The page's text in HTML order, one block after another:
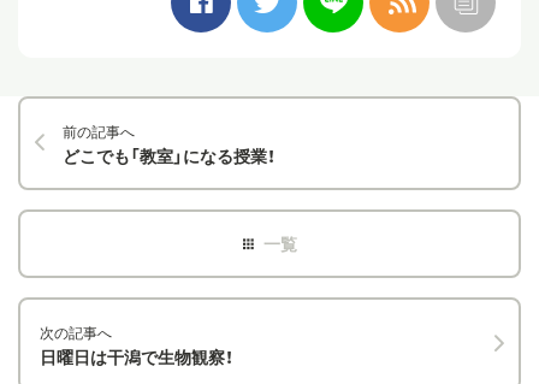
前の記事へ
どこでも「教室」になる授業！
次の記事へ
日曜日は干潟で生物観察！